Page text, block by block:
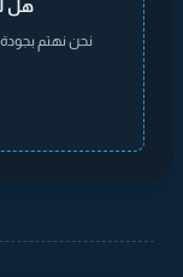
هل
نحن نهتم